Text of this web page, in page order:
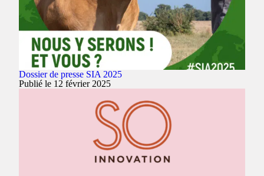
Dossier de presse SIA 2025
Publié le 12 février 2025